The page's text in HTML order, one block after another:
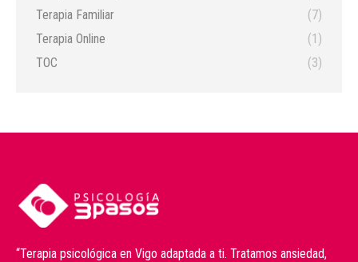
Terapia Familiar
(7)
Terapia Online
(1)
TOC
(3)
“Terapia psicológica en Vigo adaptada a ti. Tratamos ansiedad,